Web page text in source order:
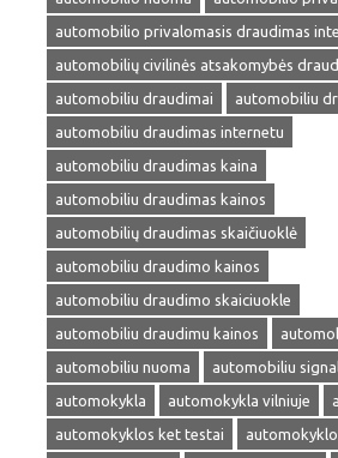
automobilio privalomasis draudimas
automobilių civilinės atsakomybės
automobiliu draudimai
automobiliu
automobiliu draudimas internetu
automobiliu draudimas kaina
automobiliu draudimas kainos
automobilių draudimas skaičiuoklė
automobiliu draudimo kainos
automobiliu draudimo skaiciuokle
automobiliu draudimu kainos
automobiliu nuoma
automobiliu
automokykla
automokykla vilniuje
automokyklos ket testai